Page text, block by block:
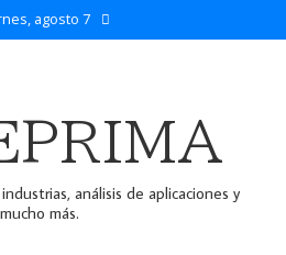
agosto 7
análisis de aplicaciones y
mucho más.